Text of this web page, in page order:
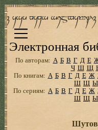
Электронная
По авторам: А Б В Г Д Е
Ч Ш Щ
По книгам: А Б В Г Д Е Ж
Ш Щ Ы
По сериям: А Б В Г Д Е Ж
Ш Щ Ы
Шутов